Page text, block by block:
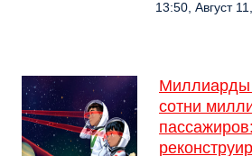
13:50, Август
Миллиарды
сотни